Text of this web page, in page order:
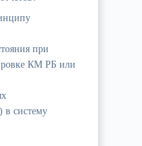
при
КМ РБ или
в систему